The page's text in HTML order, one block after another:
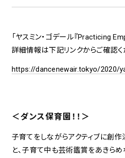
「ヤスミン・ゴデール『Practicing
詳細情報は下記リンクからご確認く
https://dancenewair.tokyo/2020/
＜ダンス保育園！！＞
子育てをしながらアクティブに創作
と、子育て中も芸術鑑賞をあきら